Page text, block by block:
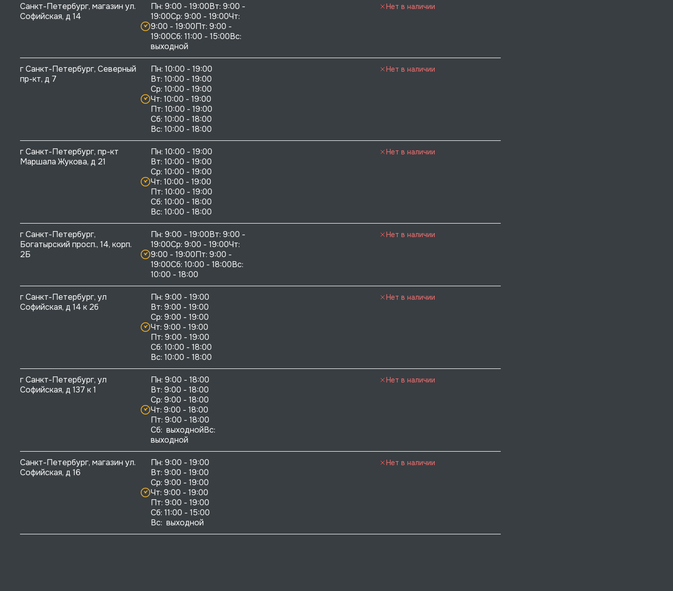
Санкт-Петербург, магазин ул.
Софийская, д 14
Пн: 9:00 - 19:00Вт: 9:00 -
19:00Ср: 9:00 - 19:00Чт:
9:00 - 19:00Пт: 9:00 -
19:00Сб: 11:00 - 15:00Вс:
выходной
Нет в наличии
г Санкт-Петербург, Северный
пр-кт, д 7
Пн: 10:00 - 19:00
Вт: 10:00 - 19:00
Ср: 10:00 - 19:00
Чт: 10:00 - 19:00
Пт: 10:00 - 19:00
Сб: 10:00 - 18:00
Нет в наличии
г Санкт-Петербург, пр-кт
Маршала Жукова, д 21
Пн: 10:00 - 19:00
Вт: 10:00 - 19:00
Ср: 10:00 - 19:00
Чт: 10:00 - 19:00
Пт: 10:00 - 19:00
Сб: 10:00 - 18:00
Нет в наличии
г Санкт-Петербург,
Богатырский просп., 14, корп.
2Б
Пн: 9:00 - 19:00Вт: 9:00 -
19:00Ср: 9:00 - 19:00Чт:
9:00 - 19:00Пт: 9:00 -
19:00Сб: 10:00 - 18:00Вс:
10:00 - 18:00
Нет в наличии
г Санкт-Петербург, ул
Софийская, д 14 к 2б
Пн: 9:00 - 19:00
Вт: 9:00 - 19:00
Ср: 9:00 - 19:00
Чт: 9:00 - 19:00
Пт: 9:00 - 19:00
Сб: 10:00 - 18:00
Нет в наличии
г Санкт-Петербург, ул
Софийская, д 137 к 1
Пн: 9:00 - 18:00
Вт: 9:00 - 18:00
Ср: 9:00 - 18:00
Чт: 9:00 - 18:00
Пт: 9:00 - 18:00
Сб:  выходнойВс:
выходной
Нет в наличии
Санкт-Петербург, магазин ул.
Софийская, д 16
Пн: 9:00 - 19:00
Вт: 9:00 - 19:00
Ср: 9:00 - 19:00
Чт: 9:00 - 19:00
Пт: 9:00 - 19:00
Сб: 11:00 - 15:00
Вс:  выходной
Нет в наличии